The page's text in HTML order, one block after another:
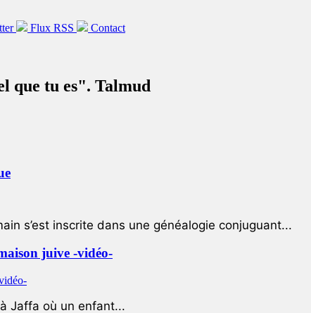
Flux RSS Contact
que tu es". Talmud
s’est inscrite dans une généalogie conjuguant...
juive -vidéo-
Jaffa où un enfant...